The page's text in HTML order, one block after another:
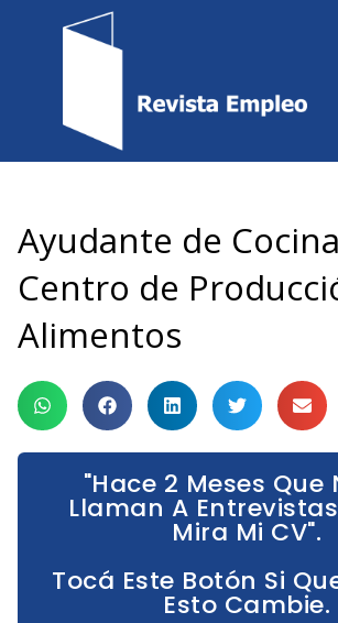
Ayudante de
Centro de
Alimentos
"Hace 2 Meses Que
Llaman A
Mira Mi CV".
Tocá Este Botón Si
Esto Cambie.